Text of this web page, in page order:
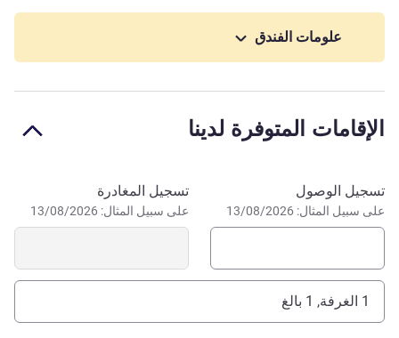
regard to the industrial diversity of Irapuato.
Highlights from the area's wealth of historic, artistic and
Municipal Palace, Templo del Hospitalito, City Museum
city also relies on the service sector, mechanical and heavy
The location's most important economic activity is
strawberry production, earning the city the moniker, "World
Capital of Strawberries", among its inhabitants.
علومات الفندق
الإقامات المتوفرة لدينا
احجز في هذا الفندق
تسجيل الوصول
على سبيل المثال: 13/08/2026
تسجيل المغادرة
على سبيل المثال: 13/08/2026
1 الغرفة, 1 بالغ